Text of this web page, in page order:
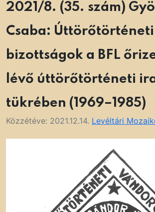
2021/8. (35. szám)
Csaba: Úttörőtörténeti
bizottságok a BFL
lévő úttörőtörténeti
tükrében (1969–1985)
Közzétéve: 2021.12.14. Levéltári